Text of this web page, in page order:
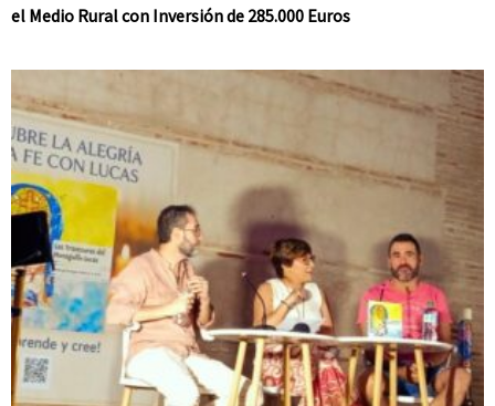
el Medio Rural con Inversión de 285.000 Euros